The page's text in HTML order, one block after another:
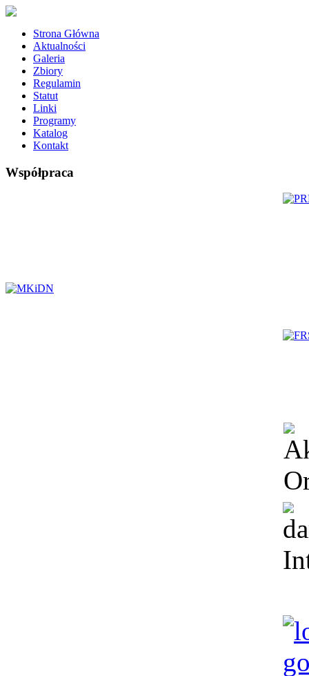
Strona Główna
Aktualności
Galeria
Zbiory
Regulamin
Statut
Linki
Programy
Katalog
Kontakt
Współpraca